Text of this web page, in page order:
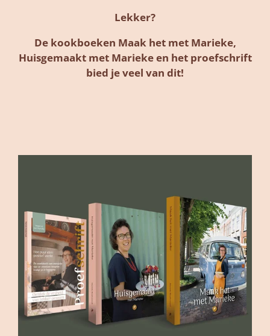
Lekker?
De kookboeken Maak het met Marieke,
Huisgemaakt met Marieke en het proefschrift
bied je veel van dit!